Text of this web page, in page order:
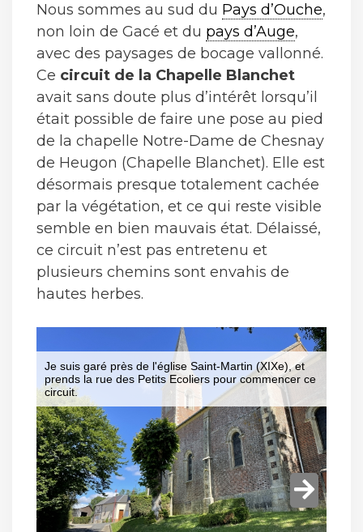
Nous sommes au sud du Pays d’Ouche,
non loin de Gacé et du pays d’Auge,
avec des paysages de bocage vallonné.
Ce circuit de la Chapelle Blanchet
avait sans doute plus d’intérêt lorsqu’il
était possible de faire une pose au pied
de la chapelle Notre-Dame de Chesnay
de Heugon (Chapelle Blanchet). Elle est
désormais presque totalement cachée
par la végétation, et ce qui reste visible
semble en bien mauvais état. Délaissé,
ce circuit n’est pas entretenu et
plusieurs chemins sont envahis de
hautes herbes.